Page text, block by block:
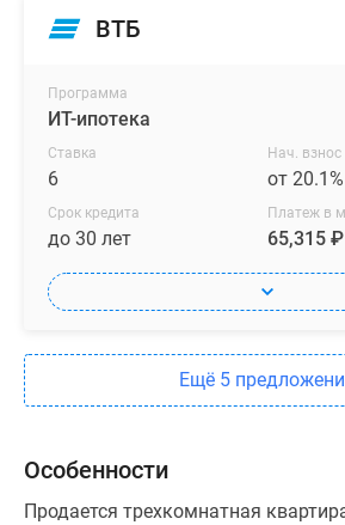
ВТБ
Программа
ИТ-ипотека
Ставка
6
Нач. взнос
от 20.1%
Срок кредита
до 30 лет
Платеж в
65,315 ₽
Ещё 5
Особенности
Продается трехкомнатная